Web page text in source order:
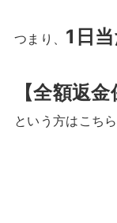
つまり、 1日
【全額返金
という方はこち